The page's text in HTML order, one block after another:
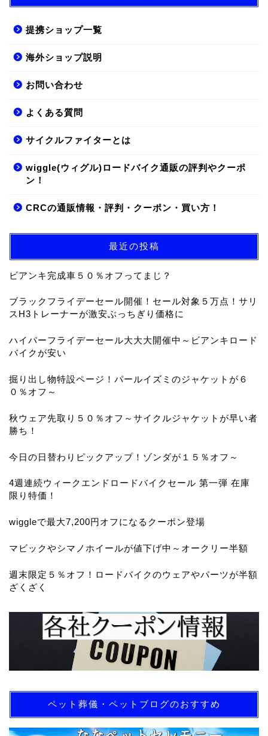
提携ショップ一覧
海外ショップ説明
お問い合わせ
よくある質問
サイクルファイターとは
wiggle(ウィグル)ロードバイク通販の評判やクーポ
ン！
CRCの通販情報・評判・クーポン・買い方！
最近の投稿
ビアンキ完成車５０％オフってまじ？
ブラックフライデーセール開催！セール対象５万点！サリ
スH3トレーナーが激安ぶっちぎり価格に
ハイパーフライデーセール大大大開催中～ビアンキロード
バイクが安い
掘り出し物特設ページ！パールイズミのジャケットが６
０％オフ～
秋ウェア先取り５０％オフ～サイクルジャケットが早い者
勝ち！
今日の日替わりピックアップ！ゾンダが１５％オフ～
4週連続ウィークエンドロードバイクセール 第一弾 在庫
限り特価！
wiggleで最大7,200円オフになるクーポン登場
マビックやシマノホイールが値下げ中～オークリー半額
週末限定５％オフ！ロードバイクのウェアやパーツが半額
ざくざく
ペット葬儀・ペットブログのおすすめ